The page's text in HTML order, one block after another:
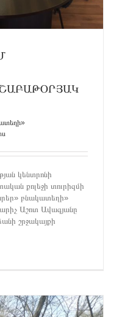
կենտրոնի
քոլեջի տուրիզմի
բնակատեղի»
Աշոտ Ավագյանը
շրջակայքի